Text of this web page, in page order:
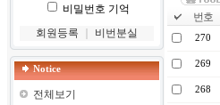
비밀번호 기억
회원등록
비번분실
Notice
전체보기
번호
270
269
268